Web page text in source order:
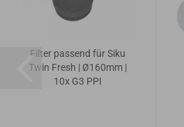
Filter passend für Siku
Twin Fresh | Ø160mm |
10x G3 PPI